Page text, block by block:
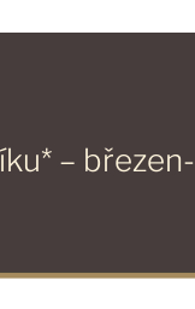
– březen-